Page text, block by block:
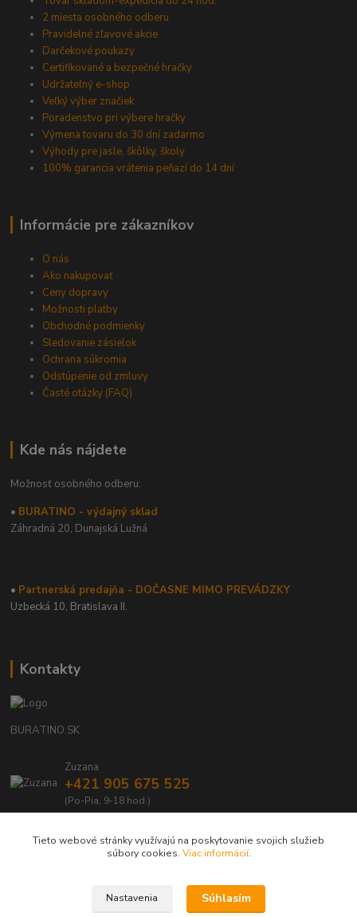
2 miesta osobného odberu
Pravidelné zľavové akcie
Darčekové poukazy
Certifikované a bezpečné hračky
Udržateľný e-shop
Veľký výber značiek
Poradenstvo pri výbere hračky
Výmena tovaru do 30 dní zadarmo
Výhody pre jasle, škôlky, školy
100% garancia vrátenia peňazí do 14 dní
Informácie pre zákazníkov
O nás
Ako nakupovať
Ceny dopravy
Možnosti platby
Obchodné podmienky
Sledovanie zásielok
Ochrana súkromia
Odstúpenie od zmluvy
Časté otázky (FAQ)
Kde nás nájdete
Možnosť osobného odberu:
• BURATINO - výdajný sklad
Záhradná 20, Dunajská Lužná
• Partnerská predajňa - DOČASNE MIMO PREVÁDZKY
Uzbecká 10, Bratislava II.
Kontakty
BURATINO.SK
Zuzana
+421 905 675 525
(Po-Pia, 9-18 hod.)
Tieto webové stránky využívajú na poskytovanie svojich služieb
súbory cookies. Viac informácií.
Nastavenia Súhlasím